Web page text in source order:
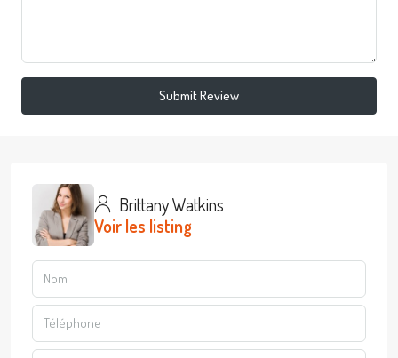
Submit Review
Brittany Watkins
Voir les listing